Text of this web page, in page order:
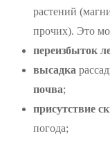
растений
прочих). Это
переизбыток
высадка
почва;
присутствие
погода;